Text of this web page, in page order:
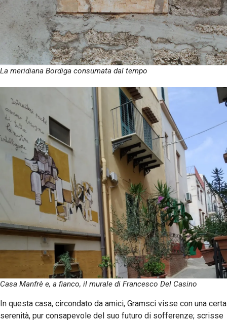
La meridiana Bordiga consumata dal tempo
Casa Manfrè e, a fianco, il murale di Francesco Del Casino
In questa casa, circondato da amici, Gramsci visse con una certa
serenità, pur consapevole del suo futuro di sofferenze; scrisse